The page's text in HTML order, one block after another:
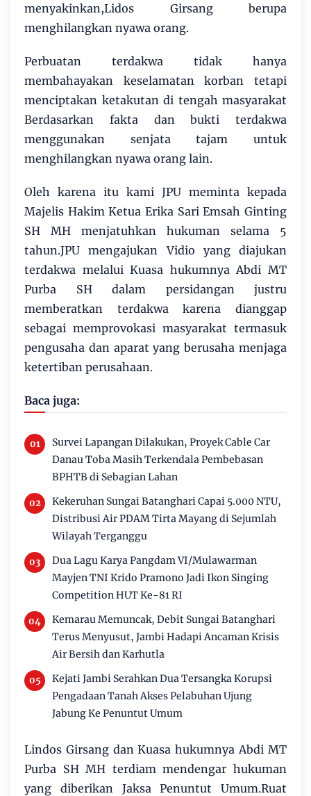
menyakinkan,Lidos Girsang berupa
menghilangkan nyawa orang.
Perbuatan terdakwa tidak hanya
membahayakan keselamatan korban tetapi
menciptakan ketakutan di tengah masyarakat
Berdasarkan fakta dan bukti terdakwa
menggunakan senjata tajam untuk
menghilangkan nyawa orang lain.
Oleh karena itu kami JPU meminta kepada
Majelis Hakim Ketua Erika Sari Emsah Ginting
SH MH menjatuhkan hukuman selama 5
tahun.JPU mengajukan Vidio yang diajukan
terdakwa melalui Kuasa hukumnya Abdi MT
Purba SH dalam persidangan justru
memberatkan terdakwa karena dianggap
sebagai memprovokasi masyarakat termasuk
pengusaha dan aparat yang berusaha menjaga
ketertiban perusahaan.
Baca juga:
Survei Lapangan Dilakukan, Proyek Cable Car
Danau Toba Masih Terkendala Pembebasan
BPHTB di Sebagian Lahan
Kekeruhan Sungai Batanghari Capai 5.000 NTU,
Distribusi Air PDAM Tirta Mayang di Sejumlah
Wilayah Terganggu
Dua Lagu Karya Pangdam VI/Mulawarman
Mayjen TNI Krido Pramono Jadi Ikon Singing
Competition HUT Ke-81 RI
Kemarau Memuncak, Debit Sungai Batanghari
Terus Menyusut, Jambi Hadapi Ancaman Krisis
Air Bersih dan Karhutla
Kejati Jambi Serahkan Dua Tersangka Korupsi
Pengadaan Tanah Akses Pelabuhan Ujung
Jabung Ke Penuntut Umum
Lindos Girsang dan Kuasa hukumnya Abdi MT
Purba SH MH terdiam mendengar hukuman
yang diberikan Jaksa Penuntut Umum.Ruat